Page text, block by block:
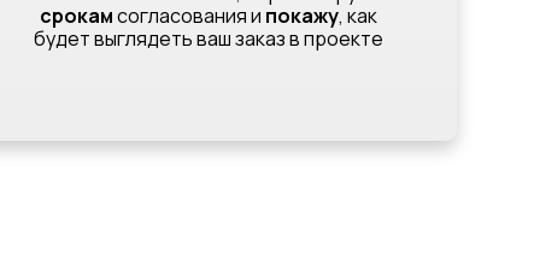
срокамсогласования и покажу, как
будет выглядеть ваш заказ в проекте